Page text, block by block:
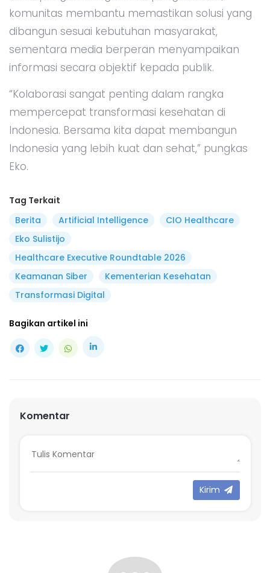
komunitas membantu memastikan solusi yang
dibangun sesuai kebutuhan masyarakat,
sementara media berperan menyampaikan
informasi secara objektif kepada publik.
“Kolaborasi sangat penting dalam rangka
mempercepat transformasi kesehatan di
Indonesia. Bersama kita dapat membangun
Indonesia yang lebih kuat dan sehat,” pungkas
Eko.
Tag Terkait
Berita
Artificial Intelligence
CIO Healthcare
Eko Sulistijo
Healthcare Executive Roundtable 2026
Keamanan Siber
Kementerian Kesehatan
Transformasi Digital
Bagikan artikel ini
Komentar
Kirim